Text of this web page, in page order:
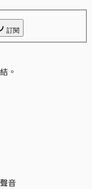
訂閱
。
音